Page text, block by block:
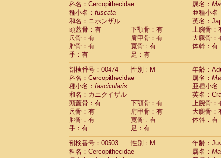
科名：Cercopithecidae
属名：
種小名： fuscata
亜種小名
和名：ニホンザル
英名：
頭蓋骨：有
下顎骨：有
上腕骨：
尺骨：有
肩甲骨：有
大腿骨：
腓骨：有
寛骨：有
体幹：有
手：有
足：有
剖検番号：00474
性別：M
年齢：
科名：Cercopithecidae
属名：
種小名： fascicularis
亜種小名
和名：カニクイザル
英名：
頭蓋骨：有
下顎骨：有
上腕骨：
尺骨：有
肩甲骨：有
大腿骨：
腓骨：有
寛骨：有
体幹：有
手：有
足：有
剖検番号：00503
性別：M
年齢：
科名：Cercopithecidae
属名：